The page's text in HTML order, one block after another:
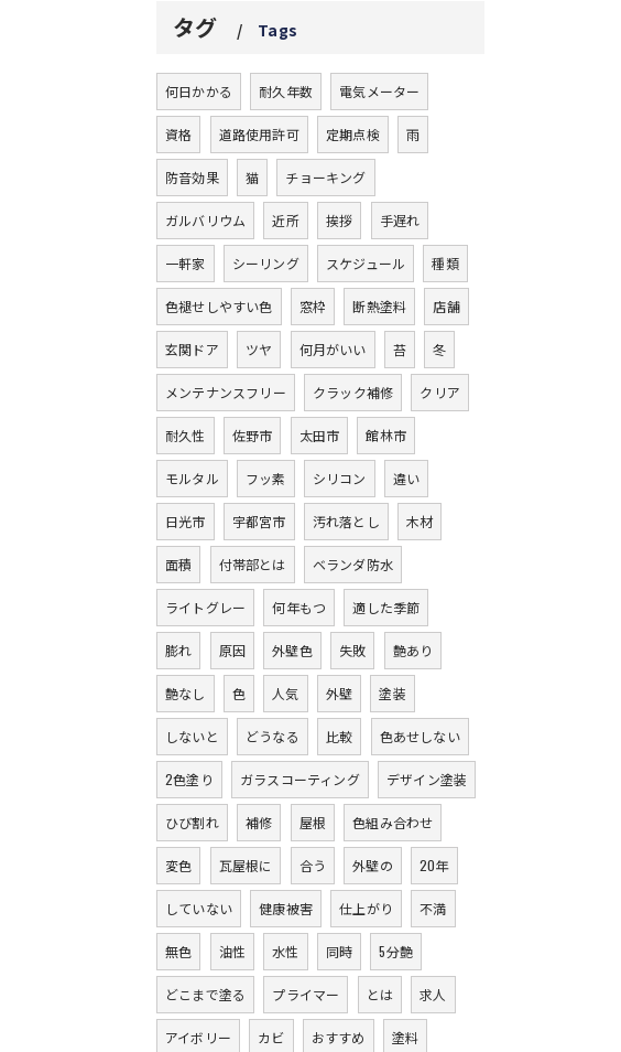
タグ Tags
何日かかる 耐久年数 電気メーター
資格 道路使用許可 定期点検 雨
防音効果 猫 チョーキング
ガルバリウム 近所 挨拶 手遅れ
一軒家 シーリング スケジュール 種類
色褪せしやすい色 窓枠 断熱塗料 店舗
玄関ドア ツヤ 何月がいい 苔 冬
メンテナンスフリー クラック補修 クリア
耐久性 佐野市 太田市 館林市
モルタル フッ素 シリコン 違い
日光市 宇都宮市 汚れ落とし 木材
面積 付帯部とは ベランダ防水
ライトグレー 何年もつ 適した季節
膨れ 原因 外壁色 失敗 艶あり
艶なし 色 人気 外壁 塗装
しないと どうなる 比較 色あせしない
2色塗り ガラスコーティング デザイン塗装
ひび割れ 補修 屋根 色組み合わせ
変色 瓦屋根に 合う 外壁の 20年
していない 健康被害 仕上がり 不満
無色 油性 水性 同時 5分艶
どこまで塗る プライマー とは 求人
アイボリー カビ おすすめ 塗料